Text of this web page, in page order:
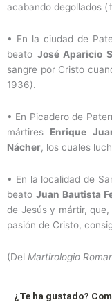
acabando degollados
• En la ciudad de
beato José Aparicio
sangre por Cristo
1936).
• En Picadero de
mártires Enrique
Nácher, los cuales
• En la localidad de
beato Juan Bautista
de Jesús y mártir,
pasión de Cristo,
(Del Martirologio
¿Te ha gustado?